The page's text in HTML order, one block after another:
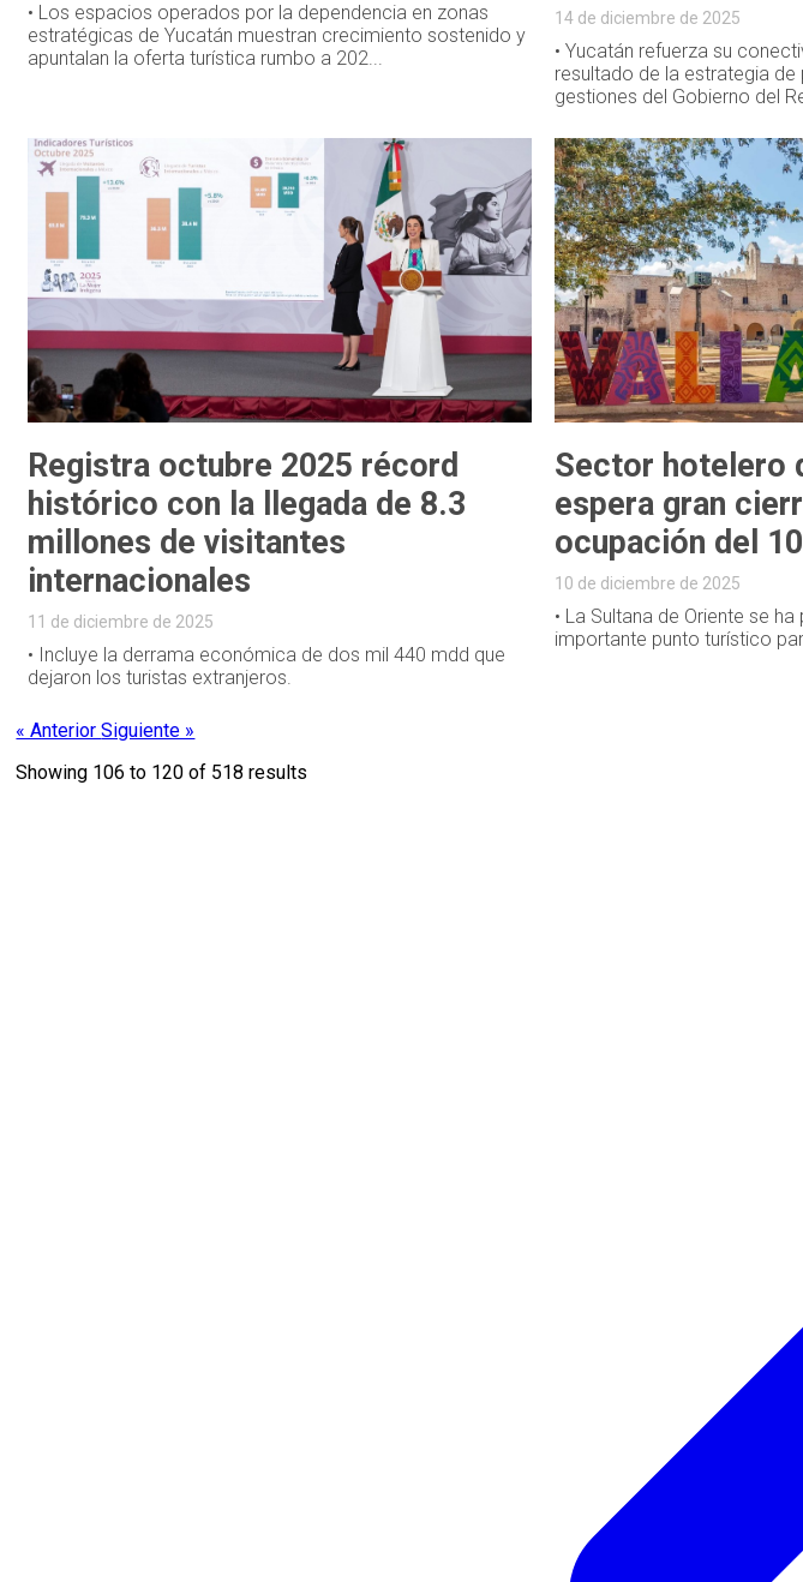
• Los espacios operados por la dependencia en zonas
estratégicas de Yucatán muestran crecimiento sostenido y
apuntalan la oferta turística rumbo a 202...
14 de diciembre de 2025
• Yucatán refuerza su
resultado de la estrategia
gestiones del Gobierno del
Registra octubre 2025 récord
histórico con la llegada de 8.3
millones de visitantes
internacionales
11 de diciembre de 2025
• Incluye la derrama económica de dos mil 440 mdd que
dejaron los turistas extranjeros.
Sector hotelero
espera gran
ocupación del
10 de diciembre de 2025
• La Sultana de Oriente se
importante punto turístico
« AnteriorSiguiente »
Showing 106 to 120 of 518 results